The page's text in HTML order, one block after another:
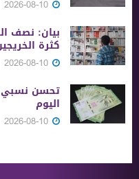
بيان: نصف
كثرة
تحسن نسبي
اليوم